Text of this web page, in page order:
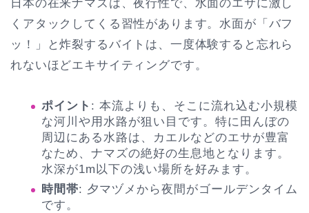
日本の在来ナマズは、夜行性で、水面のエサに激し
くアタックしてくる習性があります。水面が「バフ
ッ！」と炸裂するバイトは、一度体験すると忘れら
れないほどエキサイティングです。
ポイント : 本流よりも、そこに流れ込む小規模
な河川や用水路が狙い目です。特に田んぼの
周辺にある水路は、カエルなどのエサが豊富
なため、ナマズの絶好の生息地となります。
水深が1m以下の浅い場所を好みます。
時間帯: 夕マヅメから夜間がゴールデンタイム
です。